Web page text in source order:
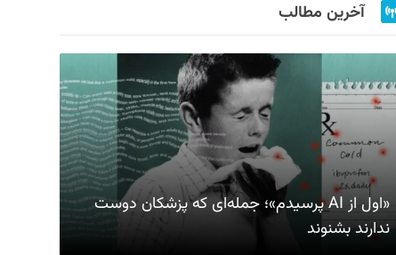
آخرین مطالب
«اول از AI پرسیدم»؛ جمله‌ای که پزشکان دوست
ندارند بشنوند